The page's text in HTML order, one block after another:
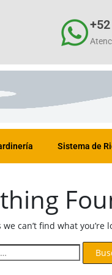
Sistema de
we can’t find what